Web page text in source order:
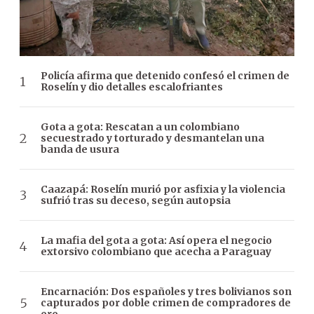
Policía afirma que detenido confesó el crimen de
Roselín y dio detalles escalofriantes
Gota a gota: Rescatan a un colombiano
secuestrado y torturado y desmantelan una
banda de usura
Caazapá: Roselín murió por asfixia y la violencia
sufrió tras su deceso, según autopsia
La mafia del gota a gota: Así opera el negocio
extorsivo colombiano que acecha a Paraguay
Encarnación: Dos españoles y tres bolivianos son
capturados por doble crimen de compradores de